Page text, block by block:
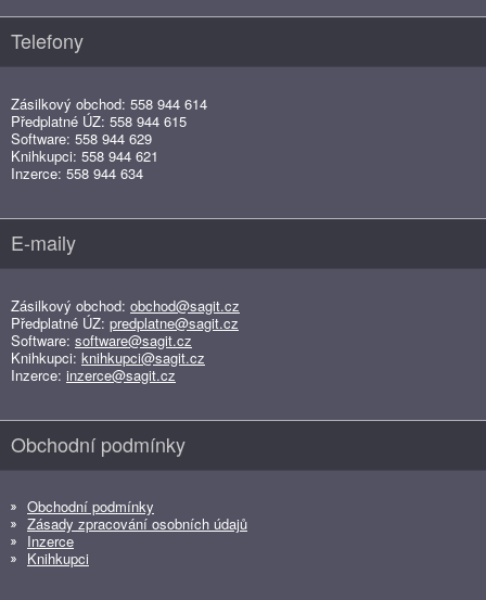
Telefony
Zásilkový obchod: 558 944 614
Předplatné ÚZ: 558 944 615
Software: 558 944 629
Knihkupci: 558 944 621
Inzerce: 558 944 634
E-maily
Zásilkový obchod: obchod@sagit.cz
Předplatné ÚZ: predplatne@sagit.cz
Software: software@sagit.cz
Knihkupci: knihkupci@sagit.cz
Inzerce: inzerce@sagit.cz
Obchodní podmínky
Obchodní podmínky
Zásady zpracování osobních údajů
Inzerce
Knihkupci